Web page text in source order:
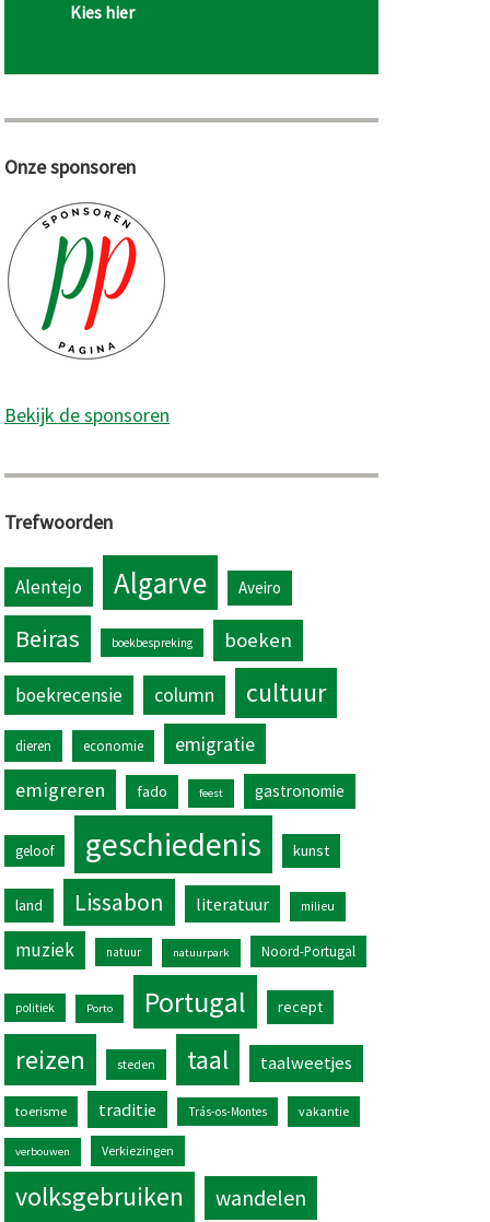
Kies hier
Onze sponsoren
Bekijk de sponsoren
Trefwoorden
Alentejo Algarve Aveiro
Beiras boekbespreking boeken
boekrecensie column cultuur
dieren economie
emigratie
emigreren
fado feest gastronomie
geloof geschiedenis kunst
land Lissabon literatuur milieu
muziek natuur natuurpark Noord-Portugal
politiek Porto Portugal recept
reizen steden taal taalweetjes
toerisme traditie Trás-os-Montes vakantie
verbouwen Verkiezingen
volksgebruiken wandelen